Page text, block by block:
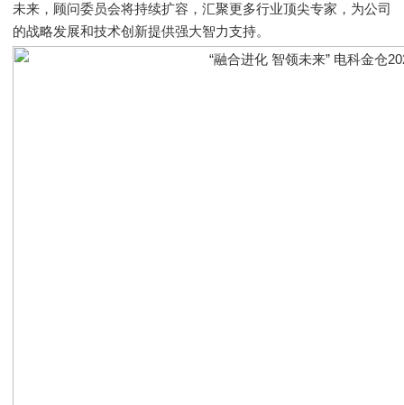
未来，顾问委员会将持续扩容，汇聚更多行业顶尖专家，为公司
的战略发展和技术创新提供强大智力支持。